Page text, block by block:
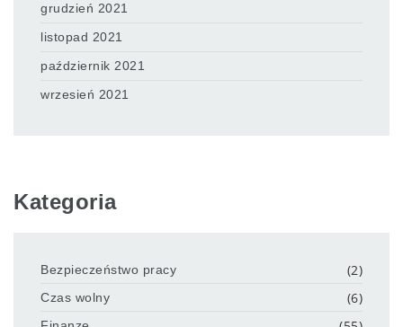
grudzień 2021
listopad 2021
październik 2021
wrzesień 2021
Kategoria
Bezpieczeństwo pracy (2)
Czas wolny (6)